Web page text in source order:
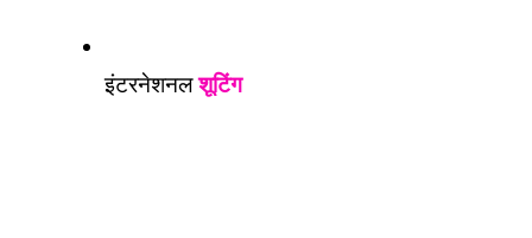
इंटरनेशनल शूटिंग